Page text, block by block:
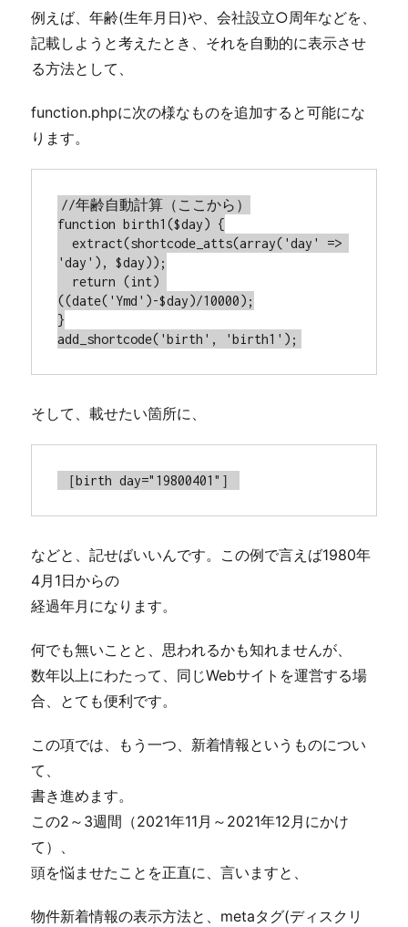
例えば、年齢(生年月日)や、会社設立○周年などを、
記載しようと考えたとき、それを自動的に表示させ
る方法として、
function.phpに次の様なものを追加すると可能にな
ります。
//年齢自動計算（ここから）
function birth1($day) {
  extract(shortcode_atts(array('day' =>
'day'), $day));
((date('Ymd')-$day)/10000);
}
add_shortcode('birth', 'birth1');
そして、載せたい箇所に、
［birth day="19800401"］
などと、記せばいいんです。この例で言えば1980年
4月1日からの
経過年月になります。
何でも無いことと、思われるかも知れませんが、
数年以上にわたって、同じWebサイトを運営する場
合、とても便利です。
この項では、もう一つ、新着情報というものについ
て、
書き進めます。
この2～3週間（2021年11月～2021年12月にかけ
て）、
頭を悩ませたことを正直に、言いますと、
物件新着情報の表示方法と、metaタグ(ディスクリ